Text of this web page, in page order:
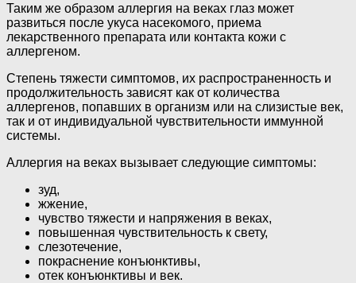
Таким же образом аллергия на веках глаз может
развиться после укуса насекомого, приема
лекарственного препарата или контакта кожи с
аллергеном.
Степень тяжести симптомов, их распространенность и
продолжительность зависят как от количества
аллергенов, попавших в организм или на слизистые век,
так и от индивидуальной чувствительности иммунной
системы.
Аллергия на веках вызывает следующие симптомы:
зуд,
жжение,
чувство тяжести и напряжения в веках,
повышенная чувствительность к свету,
слезотечение,
покраснение конъюнктивы,
отек конъюнктивы и век.